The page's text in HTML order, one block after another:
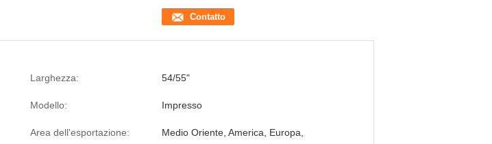
Contatto
Larghezza: 54/55"
Modello: Impresso
Area dell'esportazione: Medio Oriente, America, Europa,